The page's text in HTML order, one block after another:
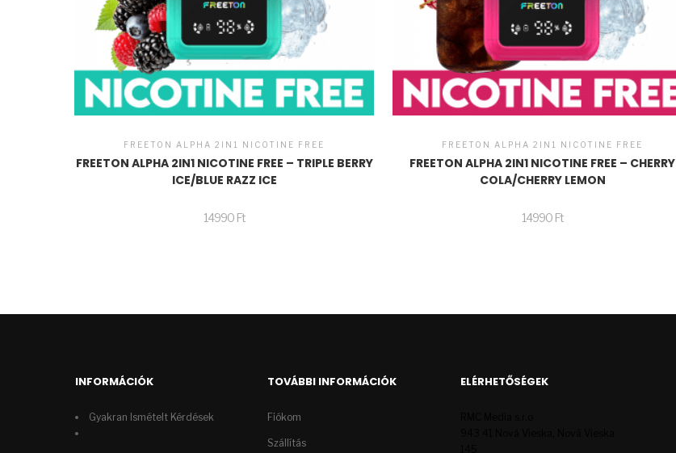
FREETON ALPHA 2IN1 NICOTINE FREE
FREETON ALPHA 2IN1 NICOTINE FREE – TRIPLE BERRY
ICE/BLUE RAZZ ICE
14990 Ft
FREETON ALPHA 2IN1 NICOTINE FREE
FREETON ALPHA 2IN1 NICOTINE FREE – CHERRY
COLA/CHERRY LEMON
14990 Ft
INFORMÁCIÓK
Gyakran Ismételt Kérdések
TOVÁBBI INFORMÁCIÓK
Fiókom
Szállítás
ELÉRHETŐSÉGEK